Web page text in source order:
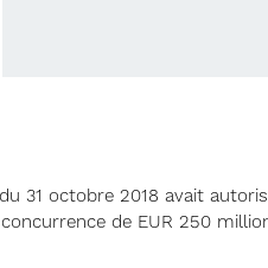
31 octobre 2018 avait
de EUR 250